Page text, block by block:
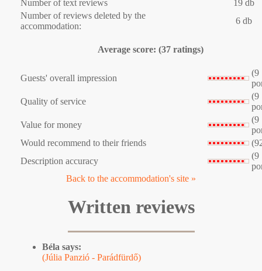
Number of text reviews
19 db
Number of reviews deleted by the
accommodation:
6 db
Average score: (37 ratings)
Guests' overall impression
(9
Quality of service
(9
Value for money
(9
Would recommend to their friends
Description accuracy
(9
Back to the accommodation's site »
Written reviews
Béla says:
(Júlia Panzió - Parádfürdő)